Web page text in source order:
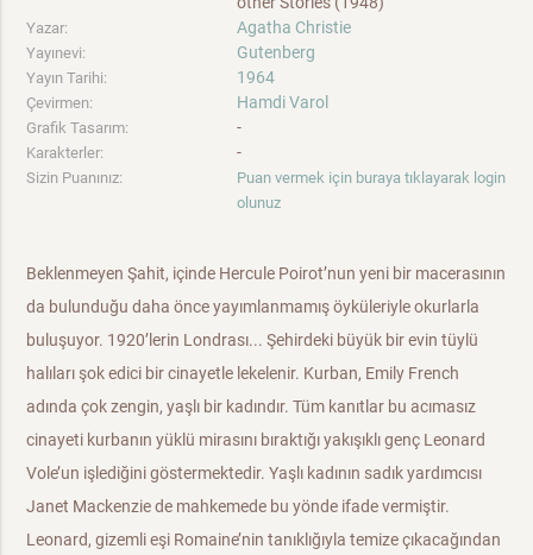
Yazar: Agatha Christie
Yayınevi: Gutenberg
Yayın Tarihi: 1964
Çevirmen: Hamdi Varol
Grafik Tasarım: -
Karakterler: -
Sizin Puanınız:
Puan vermek için buraya tıklayarak login
olunuz
Beklenmeyen Şahit, içinde Hercule Poirot’nun yeni bir macerasının
da bulunduğu daha önce yayımlanmamış öyküleriyle okurlarla
buluşuyor. 1920’lerin Londrası... Şehirdeki büyük bir evin tüylü
halıları şok edici bir cinayetle lekelenir. Kurban, Emily French
adında çok zengin, yaşlı bir kadındır. Tüm kanıtlar bu acımasız
cinayeti kurbanın yüklü mirasını bıraktığı yakışıklı genç Leonard
Vole’un işlediğini göstermektedir. Yaşlı kadının sadık yardımcısı
Janet Mackenzie de mahkemede bu yönde ifade vermiştir.
Leonard, gizemli eşi Romaine’nin tanıklığıyla temize çıkacağından